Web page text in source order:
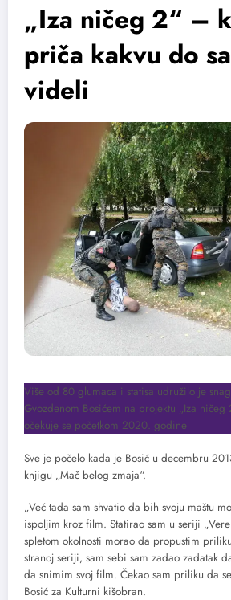
„Iza ničeg 2“ –
priča kakvu do
videli
Više od 80 glumaca i statisa udružilo je
Gvozdenom Bosićem na projektu „Iza ničeg
očekuje se početkom 2020. godine
Sve je počelo kada je Bosić u decembru
knjigu „Mač belog zmaja“.
„Već tada sam shvatio da bih svoju maštu
ispoljim kroz film. Statirao sam u seriji
spletom okolnosti morao da propustim
stranoj seriji, sam sebi sam zadao zadatak
da snimim svoj film. Čekao sam priliku da
Bosić za Kulturni kišobran.